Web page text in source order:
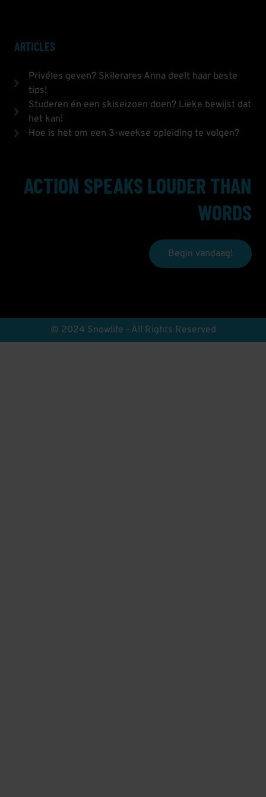
ARTICLES
Privéles geven? Skilerares Anna deelt haar beste
tips!
Studeren én een skiseizoen doen? Lieke bewijst dat
het kan!
Hoe is het om een 3-weekse opleiding te volgen?
ACTION SPEAKS LOUDER THAN
WORDS
Begin vandaag!
© 2024 Snowlife - All Rights Reserved